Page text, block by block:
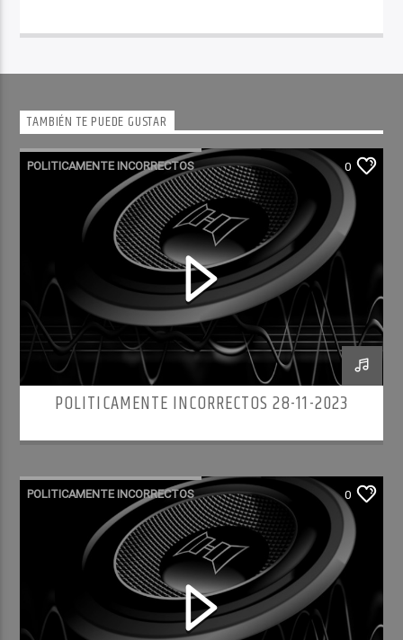
TAMBIÉN TE PUEDE GUSTAR
POLITICAMENTE INCORRECTOS 0
POLITICAMENTE INCORRECTOS 28-11-2023
POLITICAMENTE INCORRECTOS 0